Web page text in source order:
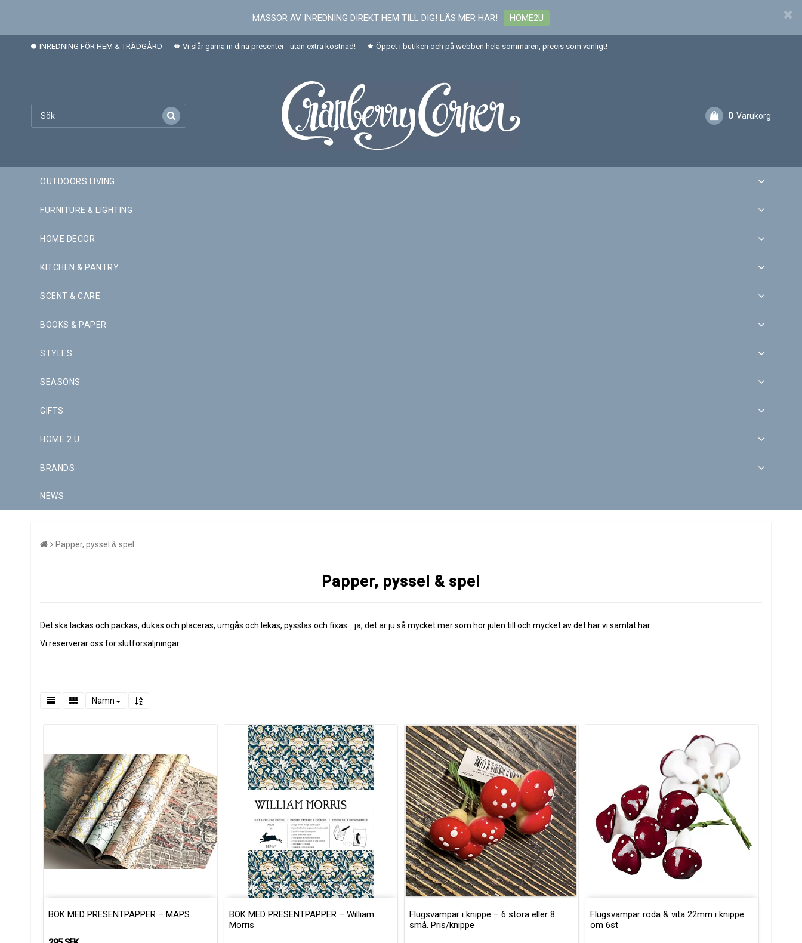
MASSOR AV INREDNING DIREKT HEM TILL DIG! LÄS MER HÄR! HOME2U
INREDNING FÖR HEM & TRÄDGÅRD Vi slår gärna in dina presenter - utan extra kostnad! Öppet i butiken och på webben hela sommaren, precis som vanligt!
0 Varukorg
OUTDOORS LIVING
FURNITURE & LIGHTING
HOME DECOR
KITCHEN & PANTRY
SCENT & CARE
BOOKS & PAPER
STYLES
SEASONS
GIFTS
HOME 2 U
BRANDS
NEWS
Papper, pyssel & spel
Papper, pyssel & spel
Det ska lackas och packas, dukas och placeras, umgås och lekas, pysslas och fixas... ja, det är ju så mycket mer som hör julen till och mycket av det har vi samlat här.
Vi reserverar oss för slutförsäljningar.
Namn
BOK MED PRESENTPAPPER – MAPS
BOK MED PRESENTPAPPER – William
Morris
Flugsvampar i knippe – 6 stora eller 8
små. Pris/knippe
Flugsvampar röda & vita 22mm i knippe
om 6st